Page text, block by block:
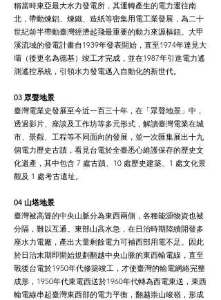
稱當時東亞最大水力發電所，其運轉產生的電力運往南
北，帶動煉鋁、煉鐵、造紙等密集用電工業發展，為二十
世紀前半帶動臺灣經濟起飛最重要的動力來源樞鈕。大甲
溪流域的發電計畫自1939年發表開始，直至1974年達見大
壩（後更名為德基）竣工才完成，並在1987年引進電力遙
測遙控系統，引領水力發電邁入自動化的新世代。
03 眾聲地景
臺灣電業史發展至今近一百三十年，在「眾聲地景」中，
透過影片、座談及工作坊等多元形式，解讀臺灣電業在城
市、景觀、工程等不同面向的發展，並一次匯集展出十九
個電力歷史古蹟，看見台電於全臺悉心維護保存的歷史文
化遺產，其中包含 7 處古蹟、10 處歷史建築、1 處文化景
觀及 1 處考古遺址。
04 山塔地景
臺灣被高聳的中央山脈分為東西兩側，各種能源物資也被
分隔，難以互通。東部山高水急，在日治時期陸續開發多
座水力電廠，產出大量剩餘電力可補西部用電不足。因此
於日治末期即開始規劃翻越中央山脈的東西輸電線，直至
戰後台電於1950年代修築竣工，才使臺灣的輸電網絡完整
成形，1950年代東電西送於1960年代轉為西電東送，東西
輸電線串起臺灣東西部的電力平衡，翻越崇山峻嶺，形成